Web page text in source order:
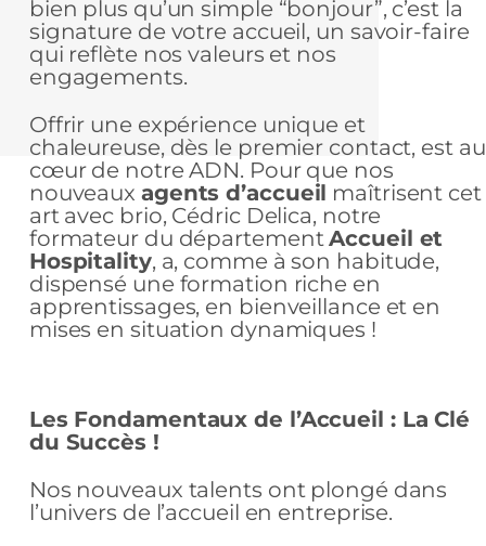
bien plus qu’un simple “bonjour”, c’est la
signature de votre accueil, un savoir-faire
qui reflète nos valeurs et nos
engagements.
Offrir une expérience unique et
chaleureuse, dès le premier contact, est au
cœur de notre ADN. Pour que nos
nouveaux agents d’accueil maîtrisent cet
art avec brio, Cédric Delica, notre
formateur du départementAccueil et
Hospitality, a, comme à son habitude,
dispensé une formation riche en
apprentissages, en bienveillance et en
mises en situation dynamiques !
Les Fondamentaux de l’Accueil : La Clé
du Succès !
Nos nouveaux talents ont plongé dans
l’univers de l’accueil en entreprise.